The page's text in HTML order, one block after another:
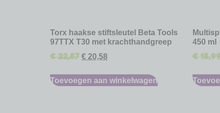
Torx haakse stiftsleutel Beta Tools
97TTX T30 met krachthandgreep
€22,87 € 20,58
Toevoegen aan winkelwagen
450 ml
€